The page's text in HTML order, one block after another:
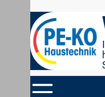
Suche springen